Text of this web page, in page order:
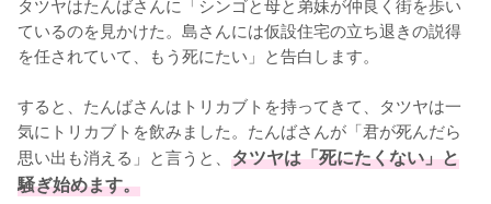
ているのを見かけた。島さんには仮設住宅の立ち退きの説得
を任されていて、もう死にたい」と告白します。
すると、たんばさんはトリカブトを持ってきて、タツヤは一
気にトリカブトを飲みました。たんばさんが「君が死んだら
思い出も消える」と言うと、 タツヤは「死にたくない」と
騒ぎ始めます。